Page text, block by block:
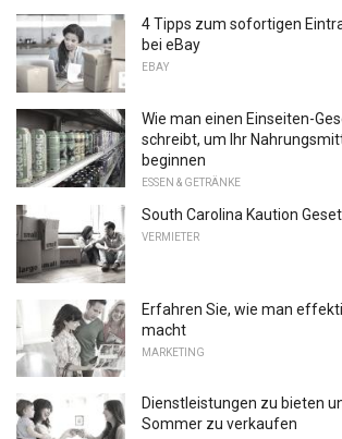
4 Tipps zum sofortigen
bei eBay
EBAY
Wie man einen Einseiten-
schreibt, um Ihr
beginnen
ESSEN & GETRÄNKE
South Carolina Kaution
VERMIETER
Erfahren Sie, wie man
macht
MARKETING
Dienstleistungen zu bieten
Sommer zu verkaufen